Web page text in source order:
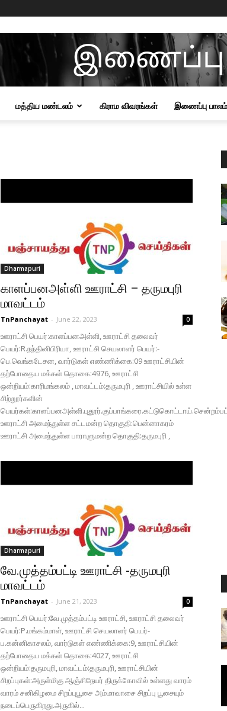
மத்திய மண்டலம் கிராம விவரங்கள் இணைப்பு பாலம்
Dharmapuri
காளப்பனஅள்ளி ஊராட்சி – தருமபுரி
மாவட்டம்
TnPanchayat - June 22, 2023 0
ஊராட்சி பெயர்:காளப்பனஅள்ளி, ஊராட்சி தலைவர்
பெயர்:R.நந்தினிபிரியா, ஊராட்சி செயலாளர் பெயர்:-
பெ.வெங்கடேசன, வார்டுகள் எண்ணிக்கை:09 ஊராட்சியின்
தற்போதைய மக்கள் தொகை:4976, ஊராட்சி
ஒன்றியம்:காரிமங்கலம் , மாவட்டம்:தருமபுரி , ஊராட்சியில் உள்ள
சிற்றூர்களின்
ஊராட்சி அமைந்துள்ள சட்டமன்ற தொகுதி:பென்னாகரம்
ஊராட்சி அமைந்துள்ள பாராளுமன்ற தொகுதி:தருமபுரி ,
Dharmapuri
வே.முத்தம்பட்டி ஊராட்சி -தருமபுரி
மாவட்டம்
TnPanchayat - June 21, 2023 0
ஊராட்சி பெயர்:வே.முத்தம்பட்டி ஊராட்சி, ஊராட்சி தலைவர்
பெயர்:P.மங்கம்மாள், ஊராட்சி செயலாளர் பெயர்-
ப.கன்னிகாசலம், வார்டுகள் எண்ணிக்கை:9, ஊராட்சியின்
தற்போதைய மக்கள் தொகை:4027, ஊராட்சி
ஒன்றியம்:தருமபுரி, மாவட்டம்:தருமபுரி, ஊராட்சியின்
சிறப்புகள்:அருள்மிகு ஆஞ்சிநேயர் திருக்கோவில் உள்ளது வாரம்
வாரம் சனிகிழமை சிறப்புபூசை அம்மாவாசை சிறப்பு பூசையும்
நடைப்பெருகிறது.அருகில்...